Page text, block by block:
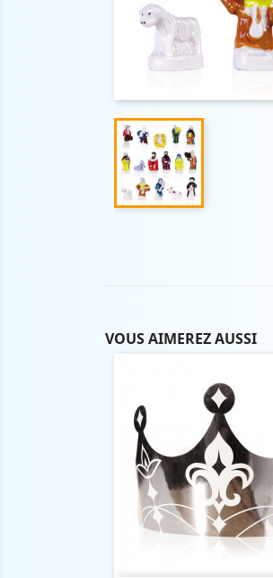
VOUS AIMEREZ AUSSI